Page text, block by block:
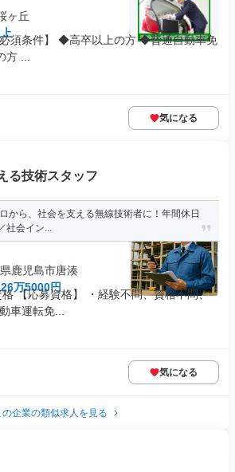
ヶ丘
須条件】 ◆高卒以上の方 ◆普通自動車免
...
気になる
る技術スタッフ
から、社会を支える無線技術者に！年間休日
社会イン...
鹿児島市唐湊
万5000円
【応募資格】 ・経験不問、資格不問、
車運転免...
気になる
の企業の類似求人を見る